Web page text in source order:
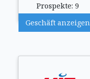
Prospekte: 9
Geschäft anzeigen